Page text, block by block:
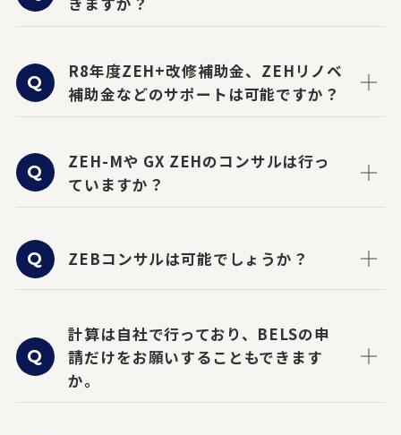
R8年度ZEH+改修補助金、ZEHリノベ
補助金などのサポートは可能ですか？
ZEH-Mや GX ZEHのコンサルは行っ
ていますか？
ZEBコンサルは可能でしょうか？
計算は自社で行っており、BELSの申
請だけをお願いすることもできます
か。